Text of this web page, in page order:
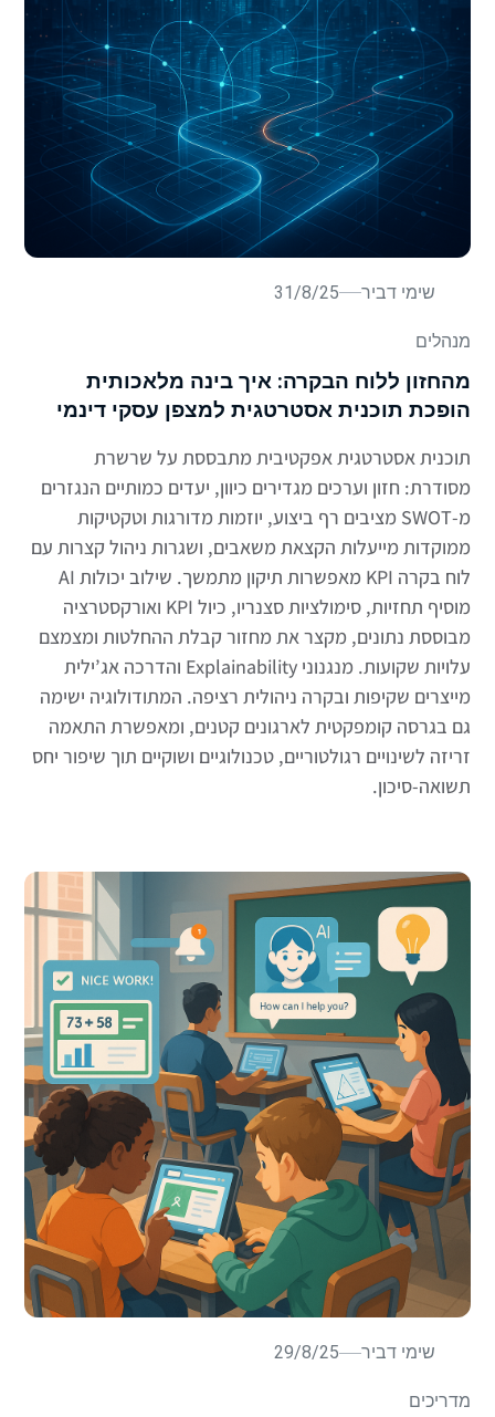
שימי דביר 31/8/25
מנהלים
מהחזון ללוח הבקרה: איך בינה מלאכותית
הופכת תוכנית אסטרטגית למצפן עסקי דינמי
תוכנית אסטרטגית אפקטיבית מתבססת על שרשרת
מסודרת: חזון וערכים מגדירים כיוון, יעדים כמותיים הנגזרים
מ-SWOT מציבים רף ביצוע, יוזמות מדורגות וטקטיקות
ממוקדות מייעלות הקצאת משאבים, ושגרות ניהול קצרות עם
לוח בקרה KPI מאפשרות תיקון מתמשך. שילוב יכולות AI
מוסיף תחזיות, סימולציות סצנריו, כיול KPI ואורקסטרציה
מבוססת נתונים, מקצר את מחזור קבלת ההחלטות ומצמצם
עלויות שקועות. מנגנוני Explainability והדרכה אג’ילית
מייצרים שקיפות ובקרה ניהולית רציפה. המתודולוגיה ישימה
גם בגרסה קומפקטית לארגונים קטנים, ומאפשרת התאמה
זריזה לשינויים רגולטוריים, טכנולוגיים ושוקיים תוך שיפור יחס
תשואה-סיכון.
שימי דביר 29/8/25
מדריכים